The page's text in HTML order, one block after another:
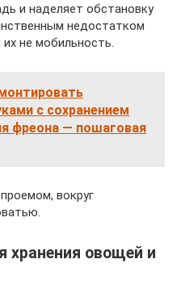
и наделяет обстановку
недостатком
их не мобильность.
с сохранением
фреона — пошаговая
вокруг
хранения овощей и